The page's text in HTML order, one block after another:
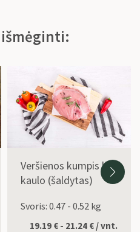
išmėginti:
Veršienos kumpis be
kaulo (šaldytas)
Svoris: 0.47 - 0.52 kg
19.19 € - 21.24 € / vnt.